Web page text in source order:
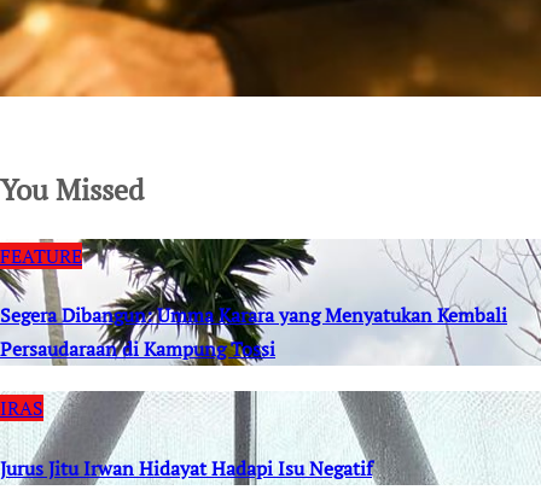
You Missed
FEATURE
Segera Dibangun: Umma Karara yang Menyatukan Kembali
Persaudaraan di Kampung Tossi
IRAS
Jurus Jitu Irwan Hidayat Hadapi Isu Negatif